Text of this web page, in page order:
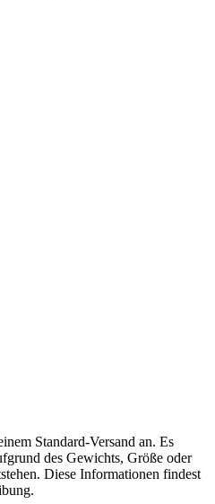
Standard-Versand an. Es
des Gewichts, Größe oder
Diese Informationen findest